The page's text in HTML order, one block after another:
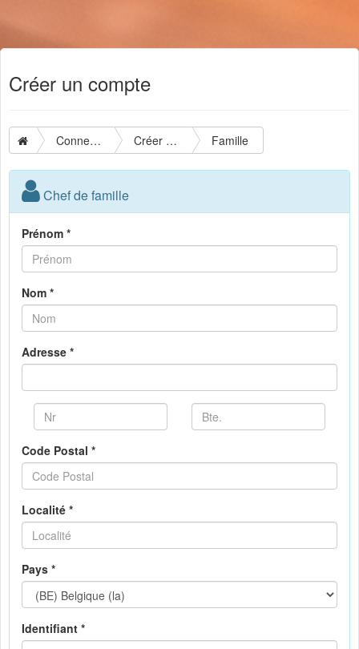
Créer un compte
Connexion Créer un compte Famille
Chef de famille
Prénom *
Nom *
Adresse *
Code Postal *
Localité *
Pays *
Identifiant *